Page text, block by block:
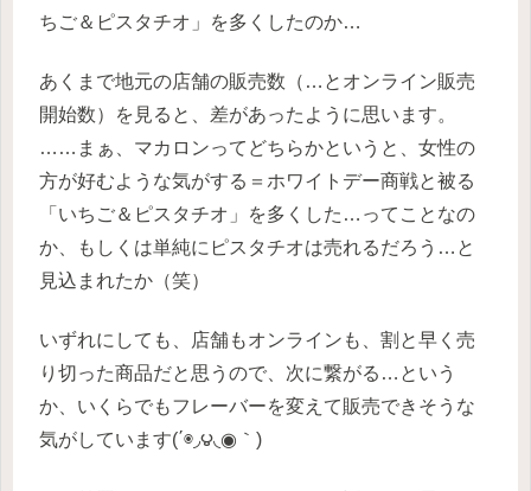
ちご＆ピスタチオ」を多くしたのか…
あくまで地元の店舗の販売数（…とオンライン販売
開始数）を見ると、差があったように思います。
……まぁ、マカロンってどちらかというと、女性の
方が好むような気がする＝ホワイトデー商戦と被る
「いちご＆ピスタチオ」を多くした…ってことなの
か、もしくは単純にピスタチオは売れるだろう…と
見込まれたか（笑）
いずれにしても、店舗もオンラインも、割と早く売
り切った商品だと思うので、次に繋がる…という
か、いくらでもフレーバーを変えて販売できそうな
気がしています(΄◉◞౪◟◉｀)